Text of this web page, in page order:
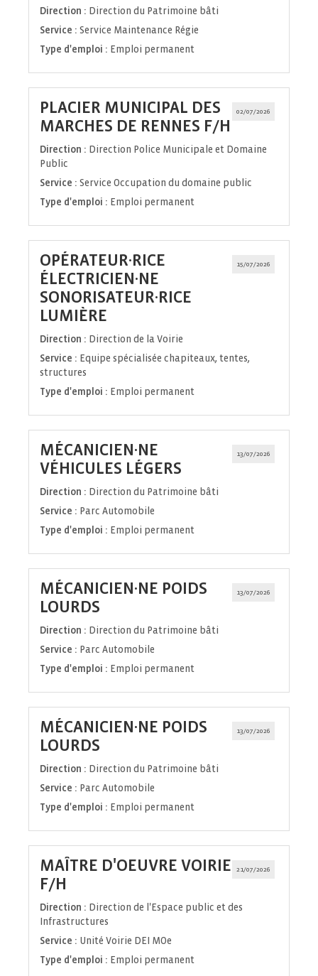
fenêtre)
Direction : Direction du Patrimoine bâti
Service : Service Maintenance Régie
Type d'emploi : Emploi permanent
02/07/2026
PLACIER MUNICIPAL DES
MARCHES DE RENNES F/H
fenêtre)
Direction : Direction Police Municipale et Domaine
Public
Service : Service Occupation du domaine public
Type d'emploi : Emploi permanent
15/07/2026
OPÉRATEUR·RICE
ÉLECTRICIEN·NE
SONORISATEUR·RICE
LUMIÈRE
fenêtre)
Direction : Direction de la Voirie
Service : Equipe spécialisée chapiteaux, tentes,
structures
Type d'emploi : Emploi permanent
13/07/2026
MÉCANICIEN·NE
VÉHICULES LÉGERS
fenêtre)
Direction : Direction du Patrimoine bâti
Service : Parc Automobile
Type d'emploi : Emploi permanent
13/07/2026
MÉCANICIEN·NE POIDS
LOURDS
fenêtre)
Direction : Direction du Patrimoine bâti
Service : Parc Automobile
Type d'emploi : Emploi permanent
13/07/2026
MÉCANICIEN·NE POIDS
LOURDS
fenêtre)
Direction : Direction du Patrimoine bâti
Service : Parc Automobile
Type d'emploi : Emploi permanent
21/07/2026
MAÎTRE D'OEUVRE VOIRIE
F/H
fenêtre)
Direction : Direction de l'Espace public et des
Infrastructures
Service : Unité Voirie DEI MOe
Type d'emploi : Emploi permanent